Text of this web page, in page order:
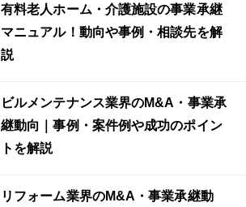
有料老人ホーム・介護施設の事業承継
マニュアル！動向や事例・相談先を解
説
ビルメンテナンス業界のM&A・事業承
継動向｜事例・案件例や成功のポイン
トを解説
リフォーム業界のM&A・事業承継動